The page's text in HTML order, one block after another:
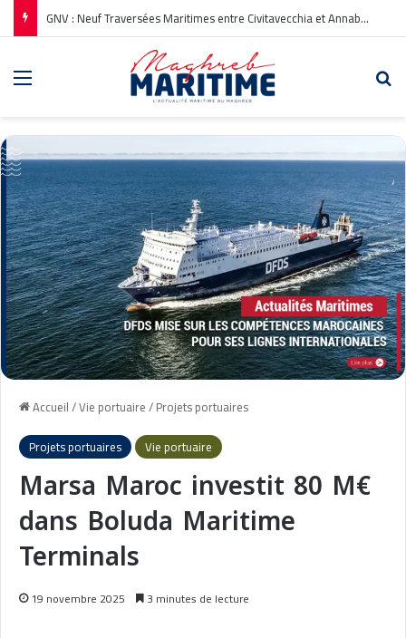
GNV : Neuf Traversées Maritimes entre Civitavecchia et Annaba pour l’Été 2026
Accueil/Vie portuaire/Projets portuaires
Projets portuaires
Vie portuaire
Marsa Maroc investit 80 M€
dans Boluda Maritime
Terminals
19 novembre 2025 3 minutes de lecture